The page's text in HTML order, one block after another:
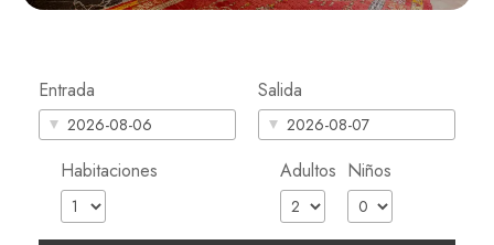
Entrada Salida
Habitaciones Adultos Niños